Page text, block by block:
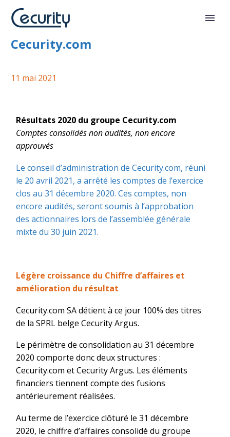
Résultats 2020 du groupe
Cecurity.com
11 mai 2021
Résultats 2020 du groupe Cecurity.com
Comptes consolidés non audités, non encore
approuvés
Le conseil d’administration de Cecurity.com, réuni
le 20 avril 2021, a arrêté les comptes de l’exercice
clos au 31 décembre 2020. Ces comptes, non
encore audités, seront soumis à l’approbation
des actionnaires lors de l’assemblée générale
mixte du 30 juin 2021.
Légère croissance du Chiffre d’affaires et
amélioration du résultat
Cecurity.com SA détient à ce jour 100% des titres
de la SPRL belge Cecurity Argus.
Le périmètre de consolidation au 31 décembre
2020 comporte donc deux structures :
Cecurity.com et Cecurity Argus. Les éléments
financiers tiennent compte des fusions
antérieurement réalisées.
Au terme de l’exercice clôturé le 31 décembre
2020, le chiffre d’affaires consolidé du groupe